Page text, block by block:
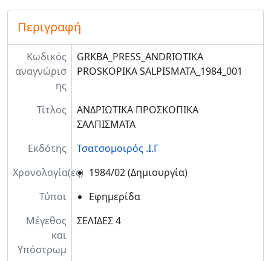
Περιγραφή
Κωδικός
αναγνώρισ
ης
GRKBA_PRESS_ANDRIOTIKA
PROSKOPIKA SALPISMATA_1984_001
Τίτλος
ΑΝΔΡΙΩΤΙΚΑ ΠΡΟΣΚΟΠΙΚΑ
ΣΑΛΠΙΣΜΑΤΑ
Εκδότης
Τσατσομοιρός .Ι.Γ
Χρονολογία(ες) 1984/02 (Δημιουργία)
Τύποι
Εφημερίδα
Μέγεθος
και
Υπόστρωμ
ΣΕΛΙΔΕΣ 4